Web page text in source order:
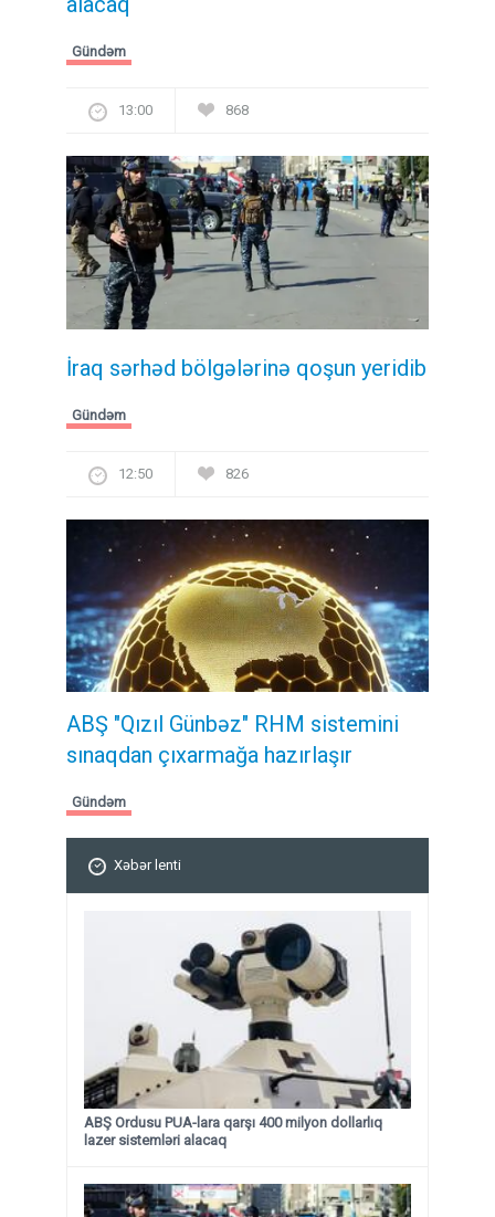
Gündəm
13:00 868
İraq sərhəd bölgələrinə qoşun yeridib
Gündəm
12:50 826
ABŞ "Qızıl Günbəz" RHM sistemini
sınaqdan çıxarmağa hazırlaşır
Gündəm
Xəbər lenti
ABŞ Ordusu PUA-lara qarşı 400 milyon dollarlıq
lazer sistemləri alacaq